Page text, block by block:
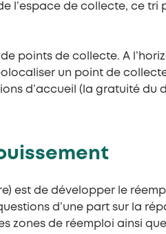
de collecte, ce tri
points de collecte. A
un point de
d’accueil (la gratuité
est de développer le
d’une part sur la
zones de réemploi ainsi